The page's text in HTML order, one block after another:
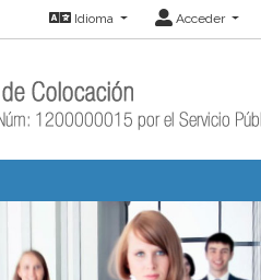
Idioma Acceder